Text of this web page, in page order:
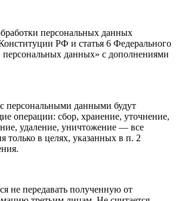
персональных данных
РФ и статья 6 Федерального
данных» с дополнениями
персональными данными будут
операции: сбор, хранение, уточнение,
удаление, уничтожение — все
только в целях, указанных в п. 2
не передавать полученную от